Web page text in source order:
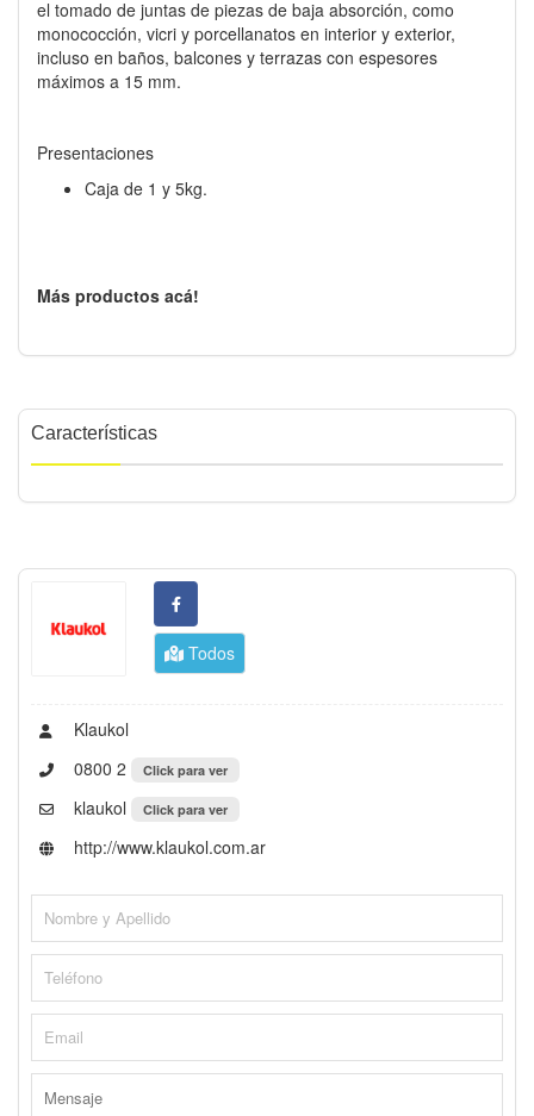
el tomado de juntas de piezas de baja absorción, como
monococción, vicri y porcellanatos en interior y exterior,
incluso en baños, balcones y terrazas con espesores
máximos a 15 mm.
Presentaciones
Caja de 1 y 5kg.
Más productos acá!
Características
Todos
Klaukol
0800 2
Click para ver
klaukol Click para ver
http://www.klaukol.com.ar